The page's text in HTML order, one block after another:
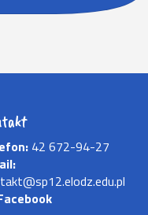
42 672-94-27